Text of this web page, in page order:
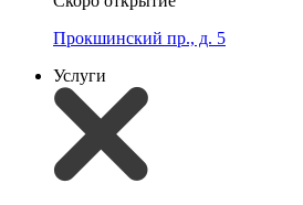
Прокшинский пр., д. 5
Услуги